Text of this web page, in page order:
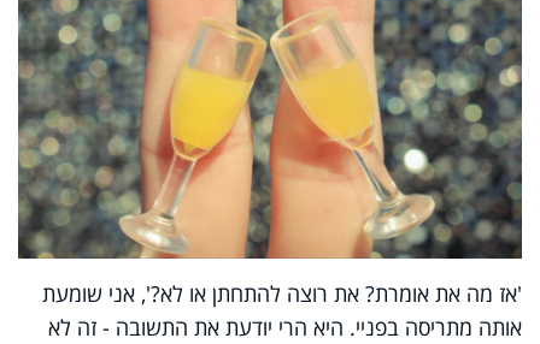
'אז מה את אומרת? את רוצה להתחתן או לא?', אני שומעת
אותה מתריסה בפניי. היא הרי יודעת את התשובה - זה לא